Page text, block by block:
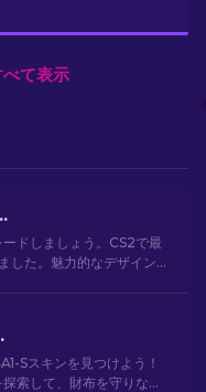
て表示
スキン [2026]
ドしましょう。CS2で最
した。魅力的なデザインの
ン[2026]
Sスキンを見つけよう！
索して、財布を守りなが